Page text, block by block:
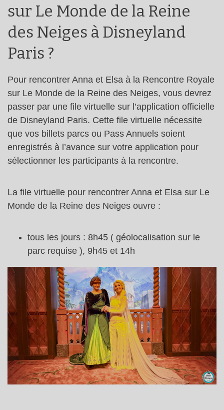
sur Le Monde de la Reine
des Neiges à Disneyland
Paris ?
Pour rencontrer Anna et Elsa à la Rencontre Royale
sur Le Monde de la Reine des Neiges, vous devrez
passer par une file virtuelle sur l’application officielle
de Disneyland Paris. Cette file virtuelle nécessite
que vos billets parcs ou Pass Annuels soient
enregistrés à l’avance sur votre application pour
sélectionner les participants à la rencontre.
La file virtuelle pour rencontrer Anna et Elsa sur Le
Monde de la Reine des Neiges ouvre :
tous les jours : 8h45 ( géolocalisation sur le
parc requise ), 9h45 et 14h